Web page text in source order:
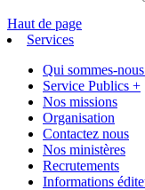
Haut de page
Services
Qui sommes-
Service Publics +
Nos missions
Organisation
Contactez nous
Nos ministères
Recrutements
Informations